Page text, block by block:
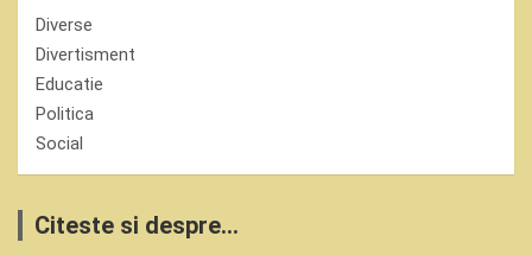
Diverse
Divertisment
Educatie
Politica
Social
Citeste si despre...